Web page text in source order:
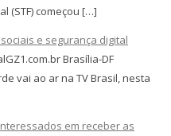
(STF) começou […]
e segurança digital
Brasília-DF
vai ao ar na TV Brasil, nesta
em receber as